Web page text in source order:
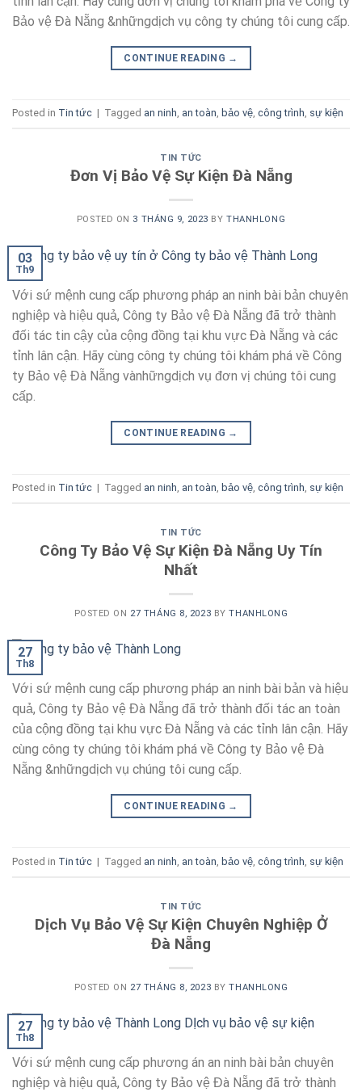
Bảo vệ Đà Nẵng &nhữngdịch vụ công ty chúng tôi cung cấp.
CONTINUE READING →
Posted in Tin tức | Tagged an ninh an toàn bảo vệ công trình sự kiện
TIN TỨC
Đơn Vị Bảo Vệ Sự Kiện Đà Nẵng
POSTED ON 3 THÁNG 9, 2023 BYTHANHLONG
03
Th9
Với sứ mệnh cung cấp phương pháp an ninh bài bản chuyên
nghiệp và hiệu quả, Công ty Bảo vệ Đà Nẵng đã trở thành
đối tác tin cậy của cộng đồng tại khu vực Đà Nẵng và các
tỉnh lân cận. Hãy cùng công ty chúng tôi khám phá về Công
ty Bảo vệ Đà Nẵng vànhữngdịch vụ đơn vị chúng tôi cung
cấp.
CONTINUE READING →
Posted in Tin tức | Tagged an ninh an toàn bảo vệ công trình sự kiện
TIN TỨC
Công Ty Bảo Vệ Sự Kiện Đà Nẵng Uy Tín
Nhất
POSTED ON 27 THÁNG 8, 2023 BYTHANHLONG
27
Th8
Với sứ mệnh cung cấp phương pháp an ninh bài bản và hiệu
quả, Công ty Bảo vệ Đà Nẵng đã trở thành đối tác an toàn
của cộng đồng tại khu vực Đà Nẵng và các tỉnh lân cận. Hãy
cùng công ty chúng tôi khám phá về Công ty Bảo vệ Đà
Nẵng &nhữngdịch vụ chúng tôi cung cấp.
CONTINUE READING →
Posted in Tin tức | Tagged an ninh an toàn bảo vệ công trình sự kiện
TIN TỨC
Dịch Vụ Bảo Vệ Sự Kiện Chuyên Nghiệp Ở
Đà Nẵng
POSTED ON 27 THÁNG 8, 2023 BYTHANHLONG
27
Th8
Với sứ mệnh cung cấp phương án an ninh bài bản chuyên
nghiệp và hiệu quả, Công ty Bảo vệ Đà Nẵng đã trở thành